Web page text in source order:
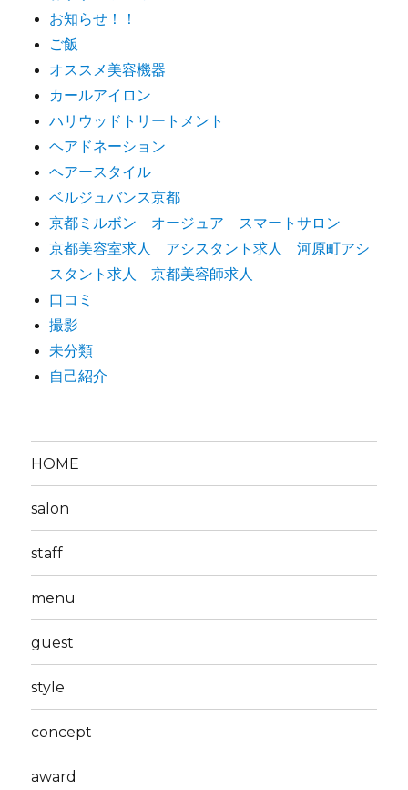
お知らせ！！
ご飯
オススメ美容機器
カールアイロン
ハリウッドトリートメント
ヘアドネーション
ヘアースタイル
ベルジュバンス京都
京都ミルボン オージュア スマートサロン
京都美容室求人 アシスタント求人 河原町アシ
スタント求人 京都美容師求人
口コミ
撮影
未分類
自己紹介
HOME
salon
staff
menu
guest
style
concept
award